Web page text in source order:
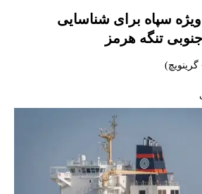
ویژه سپاه برای شناسایی
تنگه هرمز